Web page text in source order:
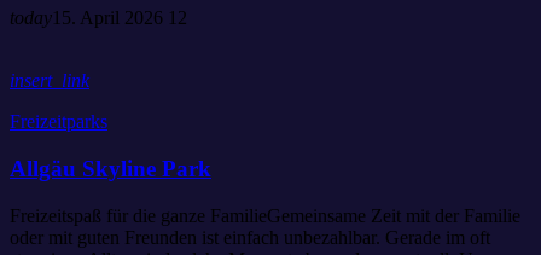
today15. April 2026 12
insert_link
Freizeitparks
Allgäu Skyline Park
Freizeitspaß für die ganze FamilieGemeinsame Zeit mit der Familie
oder mit guten Freunden ist einfach unbezahlbar. Gerade im oft